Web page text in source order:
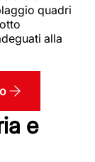
quadri
alla
e